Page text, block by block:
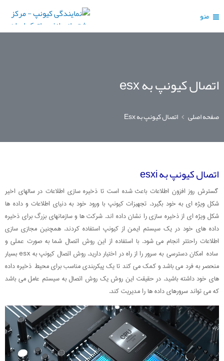
منو
اتصال کیونپ به esx
صفحه اصلی اتصال کیونپ به Esx
اتصال کیونپ به esxi
گسترش روز افزون اطلاعات باعث شده است تا ذخیره سازی اطلاعات در سالهای اخیر
شکل ویژه ای به خود بگیرد. تجهیزات کیونپ با ورود خود به دنیای اطلاعات و داده ها
شکل ویژه ای از ذخیره سازی را نشان داده اند. شرکت ها و سازمانهای بزرگ برای ذخیره
داده های خود در یک سیستم ایمن از کیونپ استفاده کردند. همچنین مجازی سازی
اطلاعات راحتتر انجام می شود. با استفاده از این روش اتصال شما به صورت عملی و
ساده امکان دسترسی به سرور را از راه در اختیار دارید. روش اتصال کیونپ به esx بسیار
منحصر به فرد می باشد و کمک می کند تا یک پیکربندی مناسب برای محیط ذخیره داده
های خود داشته باشید. در حقیقت این روش یک روش اتصال به سیستم عامل می باشد
که می تواند سرورهای داده ها را مدیریت کند.